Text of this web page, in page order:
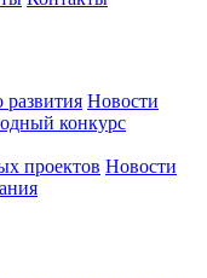
развития Новости
конкурс
проектов Новости